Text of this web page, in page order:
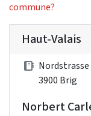
commune?
Haut-Valais
Nordstrasse
3900 Brig
Norbert